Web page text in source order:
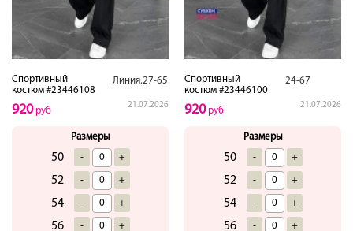
Спортивный
костюм #23446108
Линия.27-65
21.07.2026
920руб
Размеры
50 - +
52 - +
54 - +
56 - +
Спортивный
костюм #23446100
24-67
21.07.2026
920руб
Размеры
50 - +
52 - +
54 - +
56 - +